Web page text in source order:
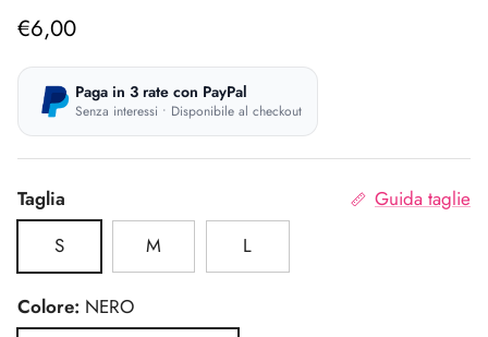
Prezzo normale
€6,00
Paga in 3 rate con PayPal
Senza interessi • Disponibile al checkout
Taglia
Guida taglie
S
M L
Colore: NERO